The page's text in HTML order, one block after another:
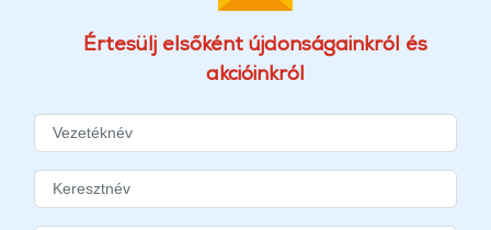
Értesülj elsőként újdonságainkról és
akcióinkról